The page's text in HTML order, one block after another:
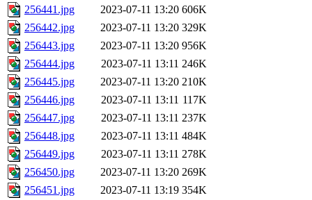
256441.jpg
2023-07-11 13:20 606K
256442.jpg
2023-07-11 13:20 329K
256443.jpg
2023-07-11 13:20 956K
256444.jpg
2023-07-11 13:11 246K
256445.jpg
2023-07-11 13:20 210K
256446.jpg
2023-07-11 13:11 117K
256447.jpg
2023-07-11 13:11 237K
256448.jpg
2023-07-11 13:11 484K
256449.jpg
2023-07-11 13:11 278K
256450.jpg
2023-07-11 13:20 269K
256451.jpg
2023-07-11 13:19 354K